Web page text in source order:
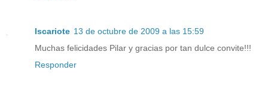
Iscariote 13 de octubre de 2009 a las 15:59
Muchas felicidades Pilar y gracias por tan dulce convite!!!
Responder